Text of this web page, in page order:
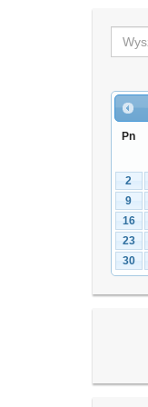
Pn
2
9
16
23
30